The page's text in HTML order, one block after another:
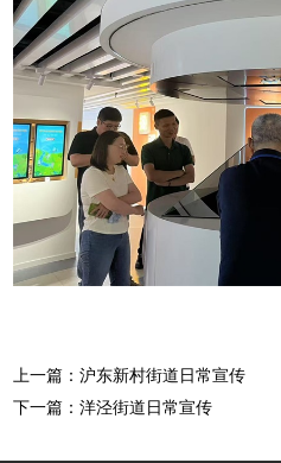
上一篇：沪东新村街道日常宣传
下一篇：洋泾街道日常宣传